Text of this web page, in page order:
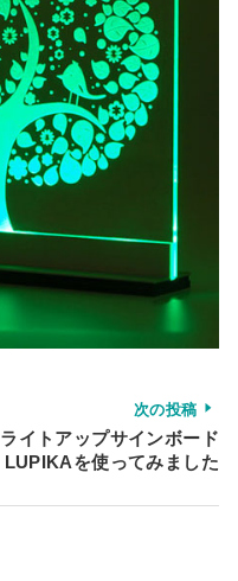
次の投稿
ライトアップサインボード
LUPIKAを使ってみました